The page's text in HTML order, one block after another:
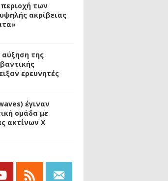
των
ακρίβειας
αύξηση της
ερευνητές
έγιναν
ομάδα με
ακτίνων Χ